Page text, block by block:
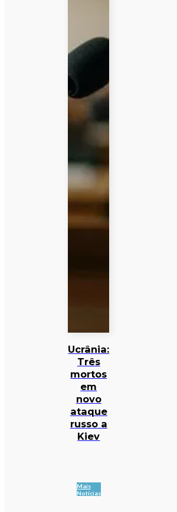
Ucrânia:
Três
mortos
em
novo
ataque
russo a
Kiev
Mais
Notícias